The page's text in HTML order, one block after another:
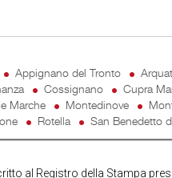
Appignano del Tronto
Cossignano Cupra
Marche Montedinove
Rotella San Benedetto
al Registro della Stampa